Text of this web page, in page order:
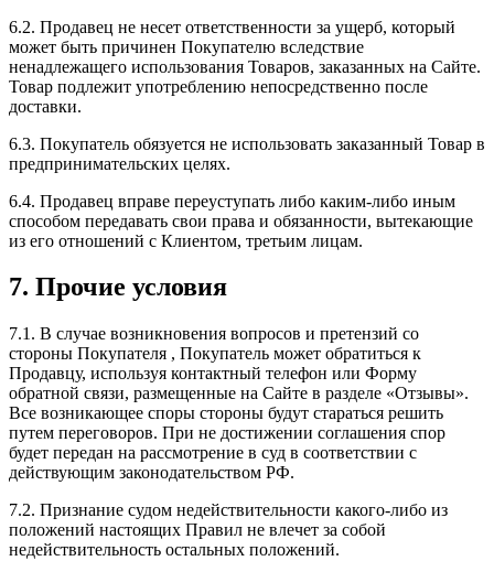
6.2. Продавец не несет ответственности за ущерб, который
может быть причинен Покупателю вследствие
ненадлежащего использования Товаров, заказанных на Сайте.
Товар подлежит употреблению непосредственно после
доставки.
6.3. Покупатель обязуется не использовать заказанный Товар в
предпринимательских целях.
6.4. Продавец вправе переуступать либо каким-либо иным
способом передавать свои права и обязанности, вытекающие
из его отношений с Клиентом, третьим лицам.
7. Прочие условия
7.1. В случае возникновения вопросов и претензий со
стороны Покупателя , Покупатель может обратиться к
Продавцу, используя контактный телефон или Форму
обратной связи, размещенные на Сайте в разделе «Отзывы».
Все возникающее споры стороны будут стараться решить
путем переговоров. При не достижении соглашения спор
будет передан на рассмотрение в суд в соответствии с
действующим законодательством РФ.
7.2. Признание судом недействительности какого-либо из
положений настоящих Правил не влечет за собой
недействительность остальных положений.